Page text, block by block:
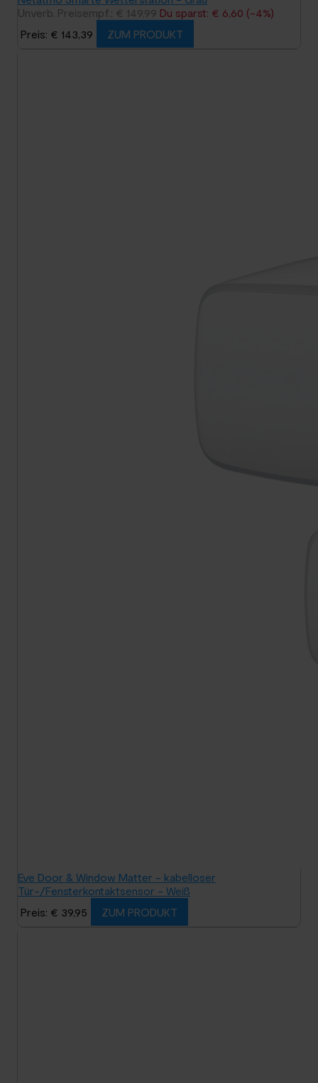
Unverb. Preisempf.: € 149,99 Du sparst: € 6,60 (-4%)
Preis: € 143,39
ZUM PRODUKT
Eve Door & Window Matter - kabelloser
Tür-/Fensterkontaktsensor - Weiß
Preis: € 39,95
ZUM PRODUKT